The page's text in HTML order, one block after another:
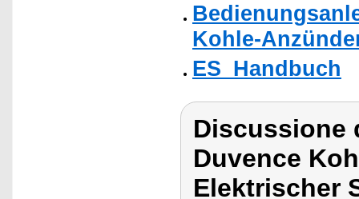
Kohle-
ES_Handbuch
Discussione
Duvence
Elektrischer